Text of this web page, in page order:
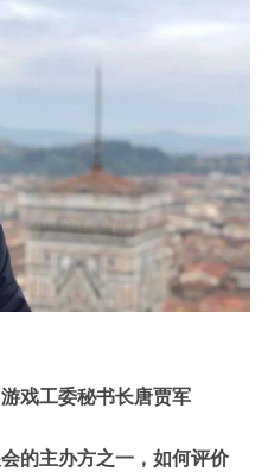
戏工委秘书长唐贾军
的主办方之一，如何评价